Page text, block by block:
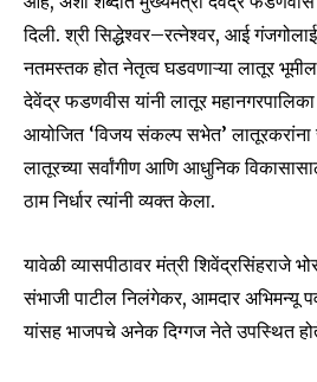
दिली. श्री सिद्धेश्वर–रत्नेश्वर, आई
नतमस्तक होत नेतृत्व घडवणाऱ्या लातूर
देवेंद्र फडणवीस यांनी लातूर महानगरपालिका
आयोजित ‘विजय संकल्प सभेत’
लातूरच्या सर्वांगीण आणि आधुनिक
ठाम निर्धार त्यांनी व्यक्त केला.
यावेळी व्यासपीठावर मंत्री शिवेंद्रसिंहराजे
संभाजी पाटील निलंगेकर, आमदार अभिमन्यू
यांसह भाजपचे अनेक दिग्गज नेते उपस्थित